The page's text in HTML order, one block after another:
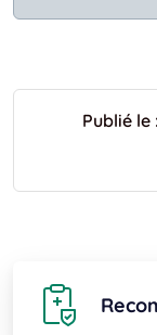
Publié le :